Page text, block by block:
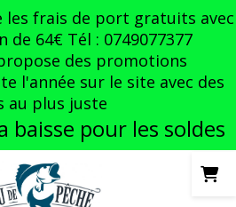
les frais de port gratuits avec
de 64€ Tél : 0749077377
propose des promotions
l'année sur le site avec des
au plus juste
baisse pour les soldes